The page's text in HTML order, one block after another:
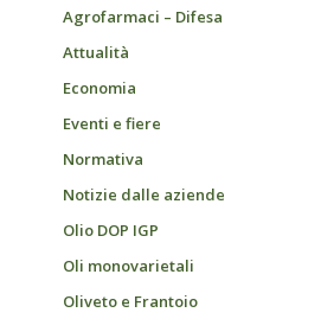
Agrofarmaci – Difesa
Attualità
Economia
Eventi e fiere
Normativa
Notizie dalle aziende
Olio DOP IGP
Oli monovarietali
Oliveto e Frantoio